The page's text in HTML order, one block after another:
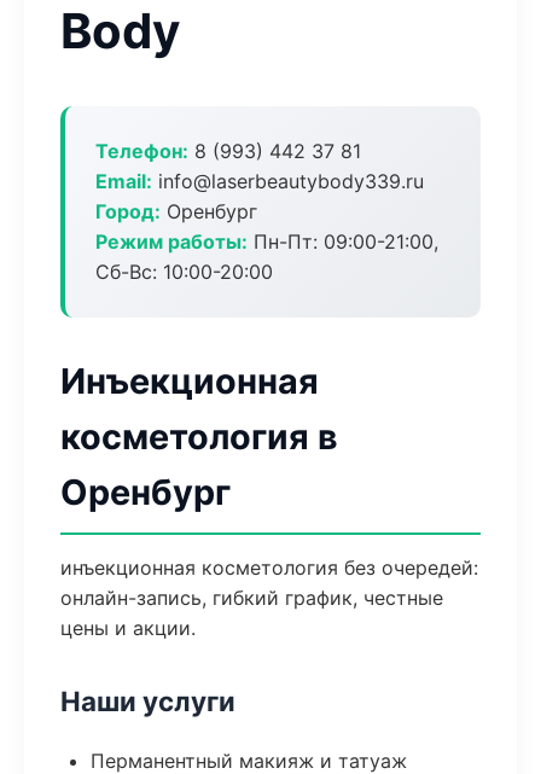
Body
Телефон: 8 (993) 442 37 81
Email: info@laserbeautybody339.ru
Город: Оренбург
Режим работы: Пн-Пт: 09:00-21:00,
Сб-Вс: 10:00-20:00
Инъекционная
косметология в
Оренбург
инъекционная косметология без очередей:
онлайн-запись, гибкий график, честные
цены и акции.
Наши услуги
Перманентный макияж и татуаж